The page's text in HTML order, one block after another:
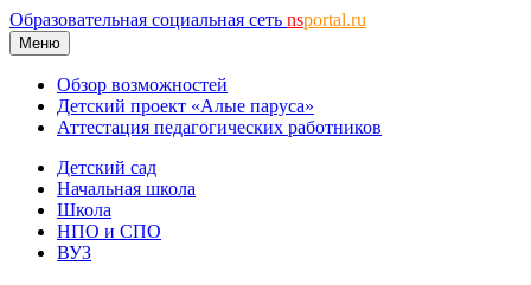
Образовательная социальная сеть nsportal.ru
Меню
Обзор возможностей
Детский проект «Алые паруса»
Аттестация педагогических работников
Детский сад
Начальная школа
Школа
НПО и СПО
ВУЗ